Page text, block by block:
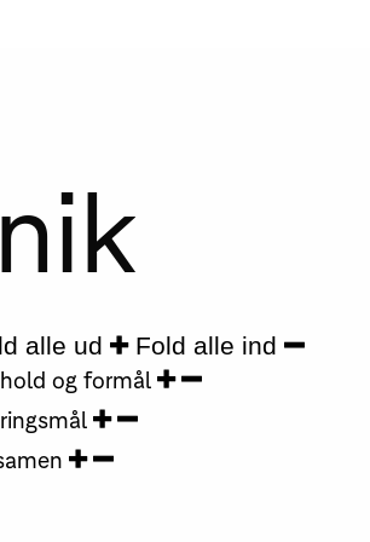
alle ud Fold alle ind
og formål